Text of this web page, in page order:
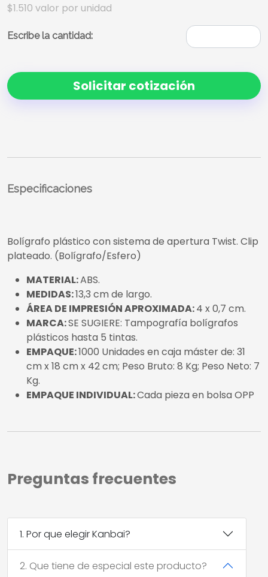
$1.510 valor por unidad
Escribe la cantidad:
Solicitar cotización
Especificaciones
Bolígrafo plástico con sistema de apertura Twist. Clip
plateado. (Bolígrafo/Esfero)
MATERIAL:ABS.
MEDIDAS:13,3 cm de largo.
ÁREA DE IMPRESIÓN APROXIMADA:4 x 0,7 cm.
MARCA:SE SUGIERE: Tampografía bolígrafos
plásticos hasta 5 tintas.
EMPAQUE:1000 Unidades en caja máster de: 31
cm x 18 cm x 42 cm; Peso Bruto: 8 Kg; Peso Neto: 7
Kg.
EMPAQUE INDIVIDUAL:Cada pieza en bolsa OPP
Preguntas frecuentes
1. Por que elegir Kanbai?
2. Que tiene de especial este producto?